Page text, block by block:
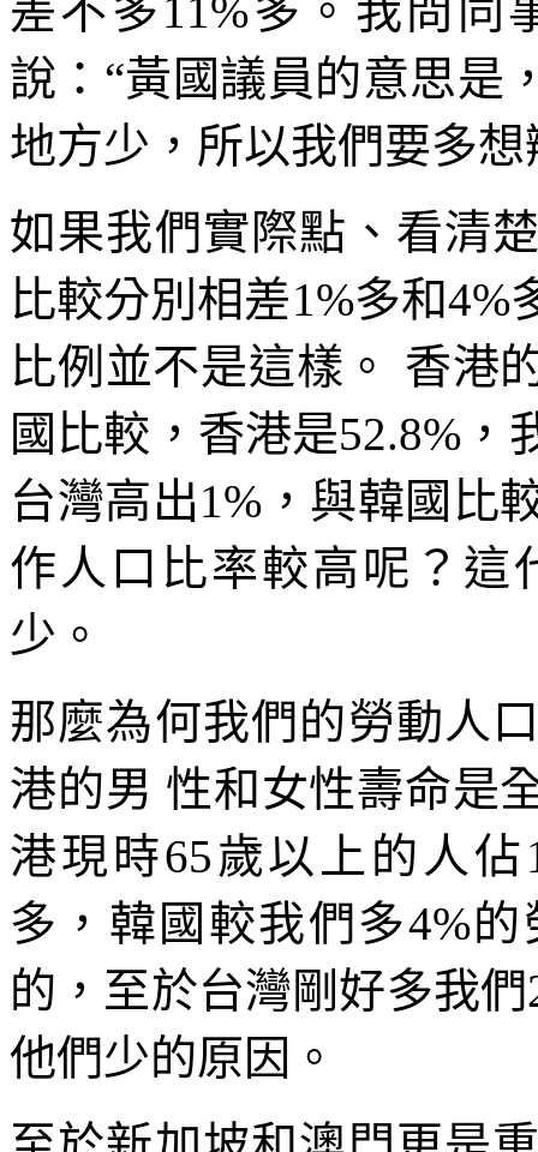
差不多11%多。我問同
說：“黃國議員的意思是
地方少，所以我們要多
如果我們實際點、看清
比較分別相差1%多和
比例並不是這樣。 香港
國比較，香港是52.8%
台灣高出1%，與韓國比
作人口比率較高呢？這
少。
那麼為何我們的勞動人
港的男 性和女性壽命是
港現時65歲以上的人佔
多，韓國較我們多4%
的，至於台灣剛好多我
他們少的原因。